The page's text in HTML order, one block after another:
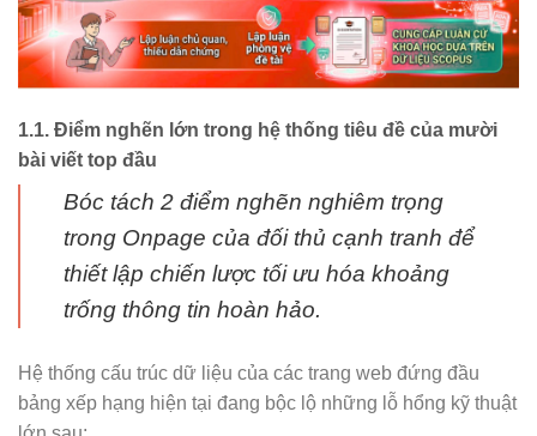
1.1. Điểm nghẽn lớn trong hệ thống tiêu đề của mười
bài viết top đầu
Bóc tách 2 điểm nghẽn nghiêm trọng
trong Onpage của đối thủ cạnh tranh để
thiết lập chiến lược tối ưu hóa khoảng
trống thông tin hoàn hảo.
Hệ thống cấu trúc dữ liệu của các trang web đứng đầu
bảng xếp hạng hiện tại đang bộc lộ những lỗ hổng kỹ thuật